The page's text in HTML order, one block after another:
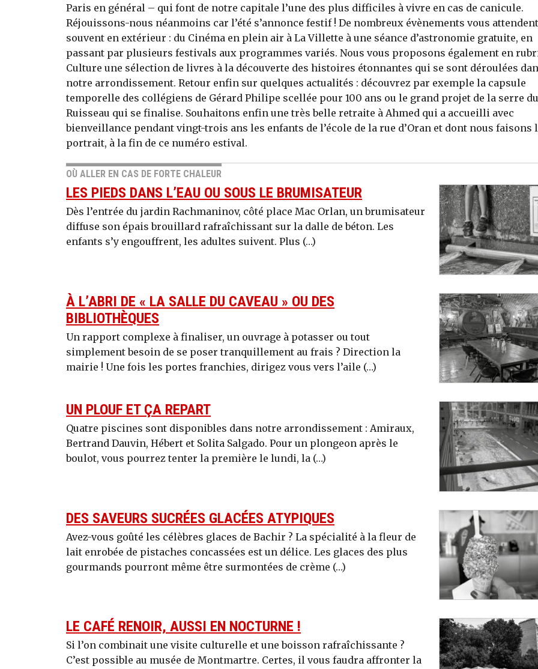
Paris en général – qui font de notre capitale l’une des plus difficiles à vivre en cas de canicule.
Réjouissons-nous néanmoins car l’été s’annonce festif ! De nombreux évènements vous
souvent en extérieur : du Cinéma en plein air à La Villette à une séance d’astronomie gratuite, en
passant par plusieurs festivals aux programmes variés. Nous vous proposons également en
Culture une sélection de livres à la découverte des histoires étonnantes qui se sont déroulées
notre arrondissement. Retour enfin sur quelques actualités : découvrez par exemple la capsule
temporelle des collégiens de Gérard Philipe scellée pour 100 ans ou le grand projet de la serre du
Ruisseau qui se finalise. Souhaitons enfin une très belle retraite à Ahmed qui a accueilli avec
bienveillance pendant vingt-trois ans les enfants de l’école de la rue d’Oran et dont nous faisons
portrait, à la fin de ce numéro estival.
OÙ ALLER EN CAS DE FORTE CHALEUR
LES PIEDS DANS L’EAU OU SOUS LE BRUMISATEUR
Dès l’entrée du jardin Rachmaninov, côté place Mac Orlan, un brumisateur
diffuse son épais brouillard rafraîchissant sur la dalle de béton. Les
enfants s’y engouffrent, les adultes suivent. Plus (…)
À L’ABRI DE « LA SALLE DU CAVEAU » OU DES
BIBLIOTHÈQUES
Un rapport complexe à finaliser, un ouvrage à potasser ou tout
simplement besoin de se poser tranquillement au frais ? Direction la
mairie ! Une fois les portes franchies, dirigez vous vers l’aile (…)
UN PLOUF ET ÇA REPART
Quatre piscines sont disponibles dans notre arrondissement : Amiraux,
Bertrand Dauvin, Hébert et Solita Salgado. Pour un plongeon après le
boulot, vous pourrez tenter la première le lundi, la (…)
DES SAVEURS SUCRÉES GLACÉES ATYPIQUES
Avez-vous goûté les célèbres glaces de Bachir ? La spécialité à la fleur de
lait enrobée de pistaches concassées est un délice. Les glaces des plus
gourmands pourront même être surmontées de crème (…)
LE CAFÉ RENOIR, AUSSI EN NOCTURNE !
Si l’on combinait une visite culturelle et une boisson rafraîchissante ?
C’est possible au musée de Montmartre. Certes, il vous faudra affronter la